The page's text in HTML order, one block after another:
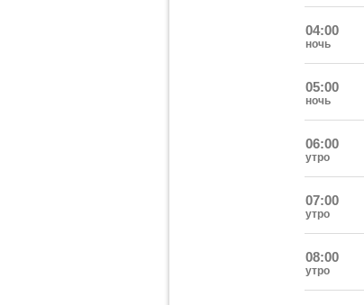
04:00
ночь
05:00
ночь
06:00
утро
07:00
утро
08:00
утро